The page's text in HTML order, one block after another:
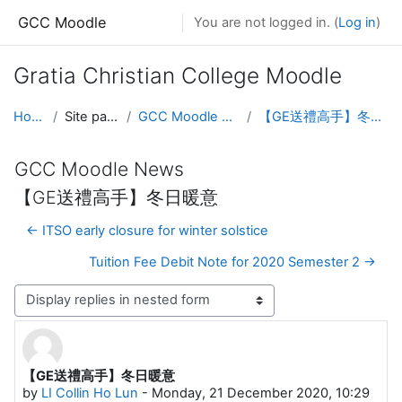
GCC Moodle You are not logged in. (Log in)
Gratia Christian College Moodle
Home Site pages GCC Moodle News 【GE送禮高手】冬日暖意
GCC Moodle News
【GE送禮高手】冬日暖意
← ITSO early closure for winter solstice
Tuition Fee Debit Note for 2020 Semester 2 →
Display mode
【GE送禮高手】冬日暖意
by LI Collin Ho Lun - Monday, 21 December 2020, 10:29
Number of replies: 1